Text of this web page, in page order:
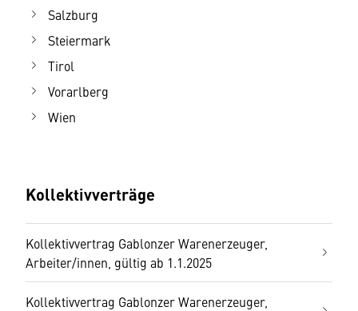
Salzburg
Steiermark
Tirol
Vorarlberg
Wien
Kollektivverträge
Kollektivvertrag Gablonzer Warenerzeuger,
Arbeiter/innen, gültig ab 1.1.2025
Kollektivvertrag Gablonzer Warenerzeuger,